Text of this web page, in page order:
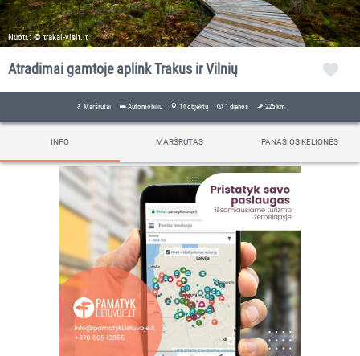
Nuotr.: © trakai-visit.lt
Atradimai gamtoje aplink Trakus ir Vilnių
Maršrutai Automobiliu 14 objektų 1 dienos 225 km
INFO MARŠRUTAS PANAŠIOS KELIONĖS